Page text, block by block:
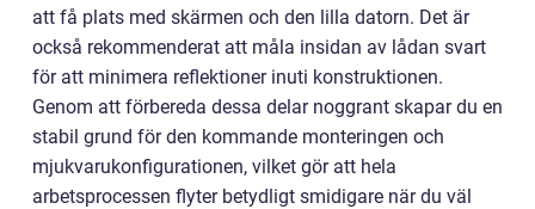
att få plats med skärmen och den lilla datorn. Det är
också rekommenderat att måla insidan av lådan svart
för att minimera reflektioner inuti konstruktionen.
Genom att förbereda dessa delar noggrant skapar du en
stabil grund för den kommande monteringen och
mjukvarukonfigurationen, vilket gör att hela
arbetsprocessen flyter betydligt smidigare när du väl